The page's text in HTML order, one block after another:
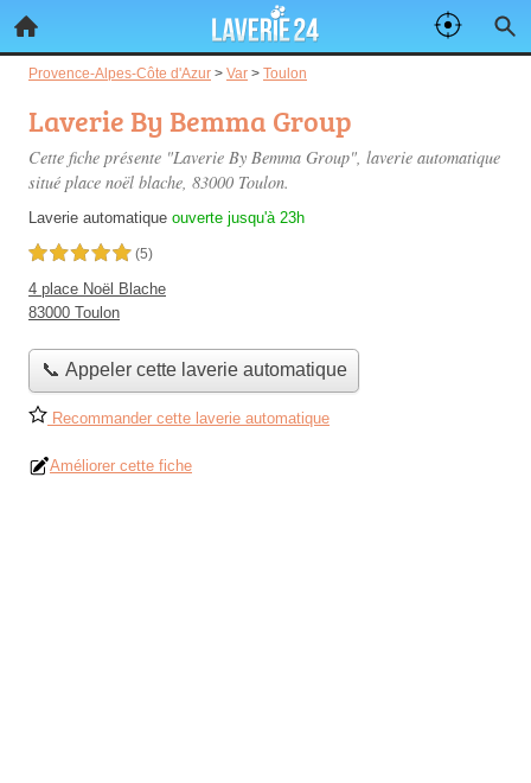
Provence-Alpes-Côte d'Azur > Var > Toulon
Laverie By Bemma Group
Cette fiche présente "Laverie By Bemma Group", laverie automatique
situé place noël blache, 83000 Toulon.
Laverie automatique ouverte jusqu'à 23h
5,0 étoiles sur 5 (5)
4 place Noël Blache
83000 Toulon
📞 Appeler cette laverie automatique
Recommander cette laverie automatique
Améliorer cette fiche